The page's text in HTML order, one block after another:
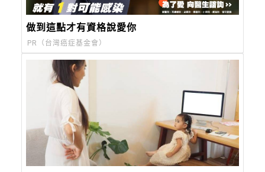
做到這點才有資格說愛你
PR（台灣癌症基金會）